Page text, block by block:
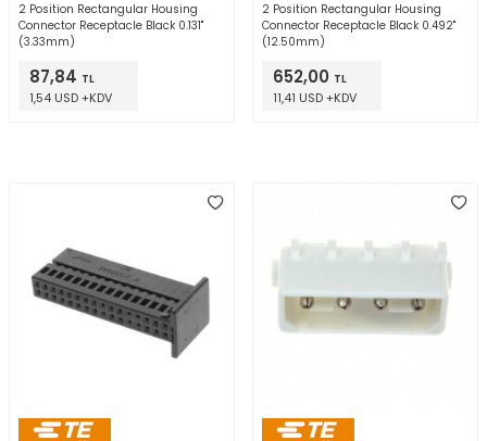
2 Position Rectangular Housing
Connector Receptacle Black 0.131"
(3.33mm)
87,84 TL
1,54 USD +KDV
2 Position Rectangular Housing
Connector Receptacle Black 0.492"
(12.50mm)
652,00 TL
11,41 USD +KDV